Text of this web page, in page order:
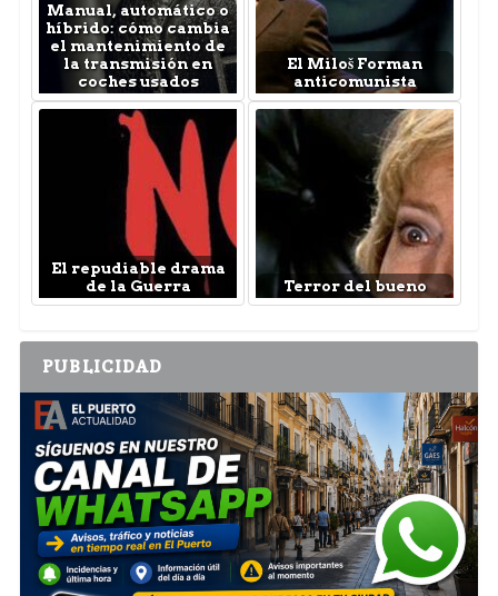
Manual, automático o
híbrido: cómo cambia
el mantenimiento de
la transmisión en
coches usados
El Miloš Forman
anticomunista
El repudiable drama
de la Guerra
Terror del bueno
PUBLICIDAD